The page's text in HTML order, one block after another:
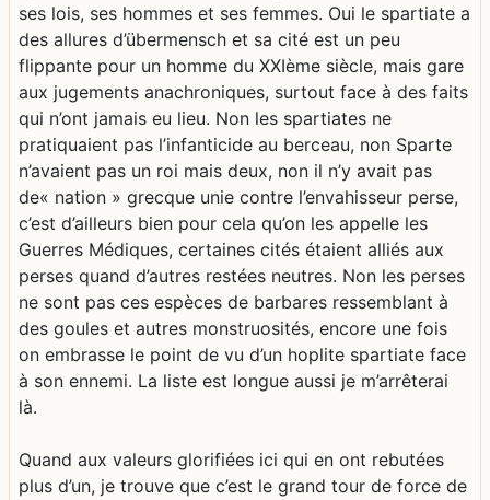
ses lois, ses hommes et ses femmes. Oui le spartiate a
des allures d’übermensch et sa cité est un peu
flippante pour un homme du XXIème siècle, mais gare
aux jugements anachroniques, surtout face à des faits
qui n’ont jamais eu lieu. Non les spartiates ne
pratiquaient pas l’infanticide au berceau, non Sparte
n’avaient pas un roi mais deux, non il n’y avait pas
de« nation » grecque unie contre l’envahisseur perse,
c’est d’ailleurs bien pour cela qu’on les appelle les
Guerres Médiques, certaines cités étaient alliés aux
perses quand d’autres restées neutres. Non les perses
ne sont pas ces espèces de barbares ressemblant à
des goules et autres monstruosités, encore une fois
on embrasse le point de vu d’un hoplite spartiate face
à son ennemi. La liste est longue aussi je m’arrêterai
là.
Quand aux valeurs glorifiées ici qui en ont rebutées
plus d’un, je trouve que c’est le grand tour de force de